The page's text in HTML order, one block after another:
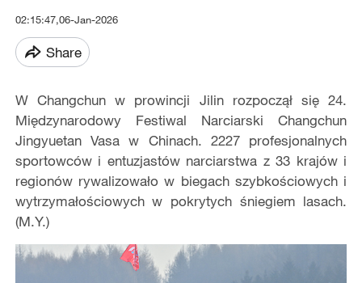
02:15:47,06-Jan-2026
Share
W Changchun w prowincji Jilin rozpoczął się 24.
Międzynarodowy Festiwal Narciarski Changchun
Jingyuetan Vasa w Chinach. 2227 profesjonalnych
sportowców i entuzjastów narciarstwa z 33 krajów i
regionów rywalizowało w biegach szybkościowych i
wytrzymałościowych w pokrytych śniegiem lasach.
(M.Y.)